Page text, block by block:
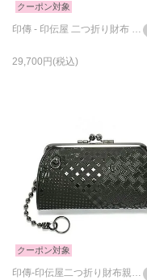
クーポン対象
印傳 - 印伝屋 二つ折り財布 ドット柄 / ミディアムウォレット
29,700
クーポン対象
印傳-印伝屋二つ折り財布親子がま口財布山梨カモフラ柄